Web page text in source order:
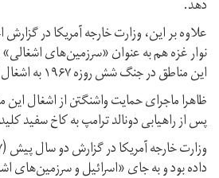
دهد.
علاوه بر این، وزارت خارجه آمریکا در گزارش
نوار غزه هم به عنوان «سرزمین‌های
این مناطق در جنگ شش روزه ۱۹۶۷ به اشغال اسرائیل درآمده است.
ظاهرا ماجرای حمایت واشنگتن از اشغال
پس از راهیابی دونالد ترامپ به کاخ سفید
داده بود و به جای «اسرائیل و سرزمین‌های